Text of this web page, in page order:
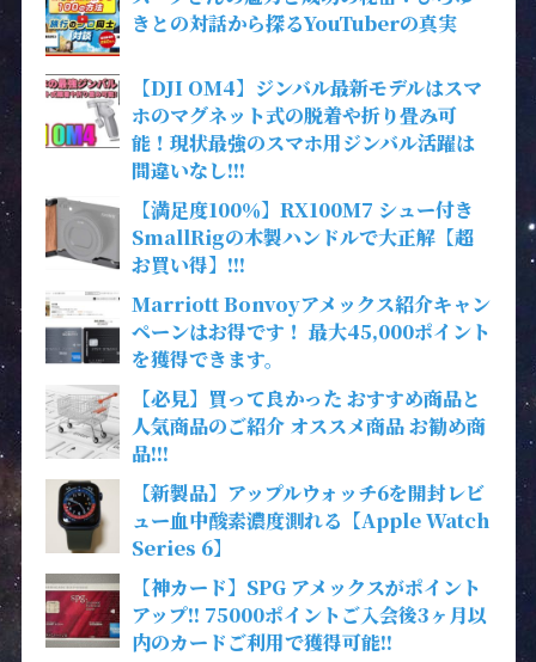
きとの対話から探るYouTuberの真実
【DJI OM4】ジンバル最新モデルはスマ
ホのマグネット式の脱着や折り畳み可
能！現状最強のスマホ用ジンバル活躍は
間違いなし!!!
【満足度100％】RX100M7 シュー付き
SmallRigの木製ハンドルで大正解【超
お買い得】!!!
Marriott Bonvoyアメックス紹介キャン
ペーンはお得です！ 最大45,000ポイント
を獲得できます。
【必見】買って良かった おすすめ商品と
人気商品のご紹介 オススメ商品 お勧め商
品!!!
【新製品】アップルウォッチ6を開封レビ
ュー血中酸素濃度測れる【Apple Watch
Series 6】
【神カード】SPG アメックスがポイント
アップ!! 75000ポイントご入会後3ヶ月以
内のカードご利用で獲得可能!!